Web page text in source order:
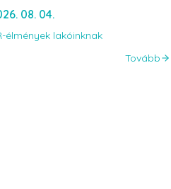
08. 04.
élmények lakóinknak
Tovább